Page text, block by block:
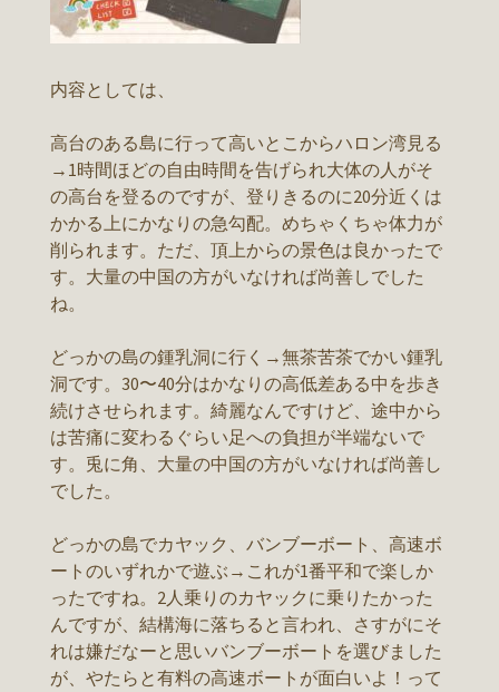
内容としては、
高台のある島に行って高いとこからハロン湾見る
→1時間ほどの自由時間を告げられ大体の人がそ
の高台を登るのですが、登りきるのに20分近くは
かかる上にかなりの急勾配。めちゃくちゃ体力が
削られます。ただ、頂上からの景色は良かったで
す。大量の中国の方がいなければ尚善しでした
ね。
どっかの島の鍾乳洞に行く→無茶苦茶でかい鍾乳
洞です。30〜40分はかなりの高低差ある中を歩き
続けさせられます。綺麗なんですけど、途中から
は苦痛に変わるぐらい足への負担が半端ないで
す。兎に角、大量の中国の方がいなければ尚善し
でした。
どっかの島でカヤック、バンブーボート、高速ボ
ートのいずれかで遊ぶ→これが1番平和で楽しか
ったですね。2人乗りのカヤックに乗りたかった
んですが、結構海に落ちると言われ、さすがにそ
れは嫌だなーと思いバンブーボートを選びました
が、やたらと有料の高速ボートが面白いよ！って